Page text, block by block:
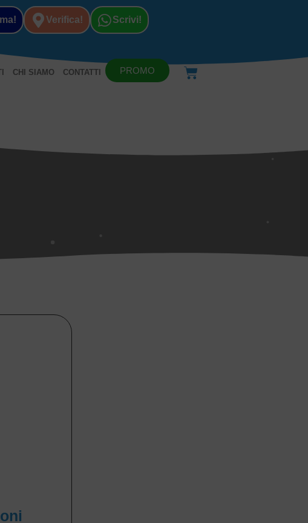
Verifica! Scrivi!
CHI SIAMO CONTATTI PROMO